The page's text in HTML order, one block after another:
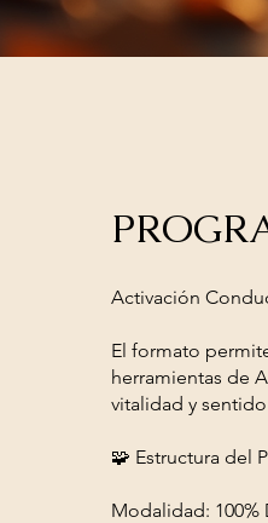
Activación
El formato
herramientas de
vitalidad y
🧩 Estructura del
Modalidad: